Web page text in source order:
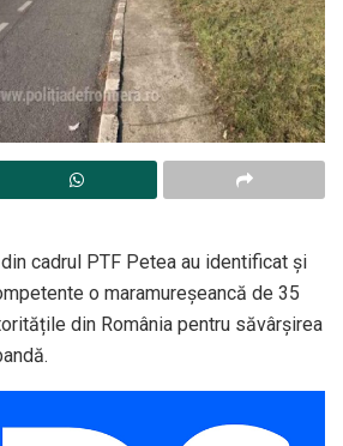
cadrul PTF Petea au identificat și
o maramureșeancă de 35
din România pentru săvârşirea